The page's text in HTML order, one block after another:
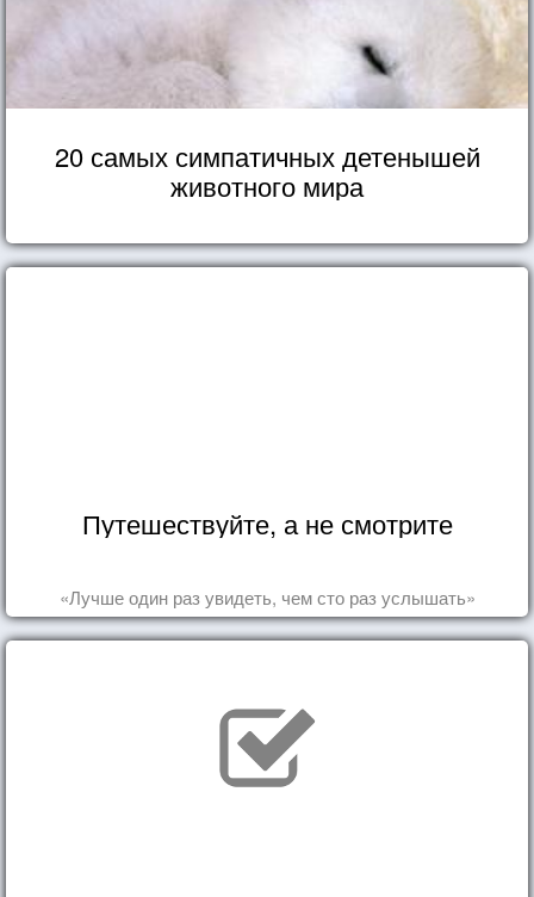
20 самых симпатичных детенышей
животного мира
Путешествуйте, а не смотрите
«Лучше один раз увидеть, чем сто раз услышать»